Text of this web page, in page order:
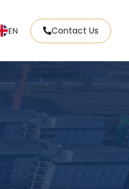
EN Contact Us